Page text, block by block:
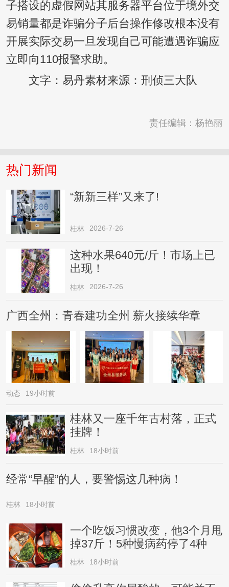
子搭设的虚假网站其服务器平台位于境外交
易销量都是诈骗分子后台操作修改根本没有
开展实际交易一旦发现自己可能遭遇诈骗应
立即向110报警求助。
文字：易丹素材来源：刑侦三大队
责任编辑：杨艳丽
热门新闻
“新新三样”又来了!
桂林 2026-7-26
这种水果640元/斤！市场上已
出现！
桂林 2026-7-26
广西全州：青春建功全州 薪火接续华章
动态 19小时前
桂林又一座千年古村落，正式
挂牌！
桂林 18小时前
经常“早醒”的人，要警惕这几种病！
桂林 18小时前
一个吃饭习惯改变，他3个月甩
掉37斤！5种慢病药停了4种
桂林 18小时前